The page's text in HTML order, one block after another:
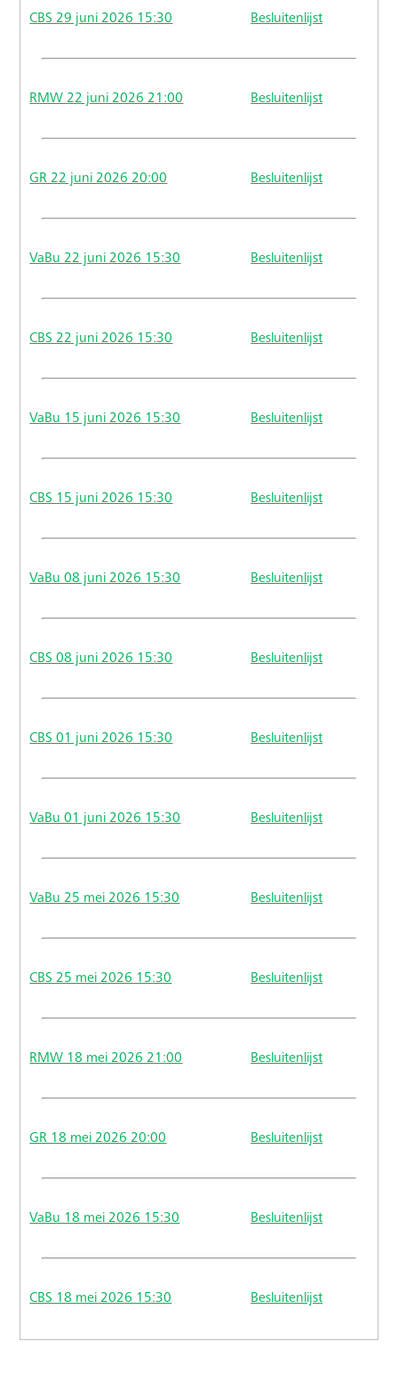
CBS 29 juni 2026 15:30 Besluitenlijst
RMW 22 juni 2026 21:00 Besluitenlijst
GR 22 juni 2026 20:00 Besluitenlijst
VaBu 22 juni 2026 15:30 Besluitenlijst
CBS 22 juni 2026 15:30 Besluitenlijst
VaBu 15 juni 2026 15:30 Besluitenlijst
CBS 15 juni 2026 15:30 Besluitenlijst
VaBu 08 juni 2026 15:30 Besluitenlijst
CBS 08 juni 2026 15:30 Besluitenlijst
CBS 01 juni 2026 15:30 Besluitenlijst
VaBu 01 juni 2026 15:30 Besluitenlijst
VaBu 25 mei 2026 15:30 Besluitenlijst
CBS 25 mei 2026 15:30 Besluitenlijst
RMW 18 mei 2026 21:00 Besluitenlijst
GR 18 mei 2026 20:00 Besluitenlijst
VaBu 18 mei 2026 15:30 Besluitenlijst
CBS 18 mei 2026 15:30 Besluitenlijst